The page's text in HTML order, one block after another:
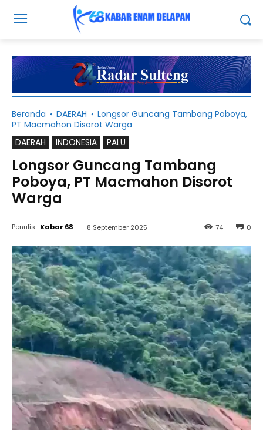
Beranda DAERAH
Longsor Guncang Tambang Poboya,
PT Macmahon Disorot Warga
DAERAH
INDONESIA PALU
Longsor Guncang Tambang
Poboya, PT Macmahon Disorot
Warga
Penulis : Kabar 68 8 September 2025 0
74